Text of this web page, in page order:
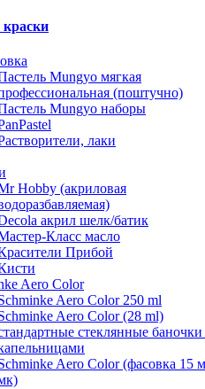
Mungyo мягкая
(поштучно)
Mungyo наборы
лаки
Hobby (акриловая
акрил шелк/батик
Класс масло
Прибой
Aero Color
Aero Color 250 ml
Aero Color (28 ml)
стеклянные баночки
Aero Color (фасовка 15